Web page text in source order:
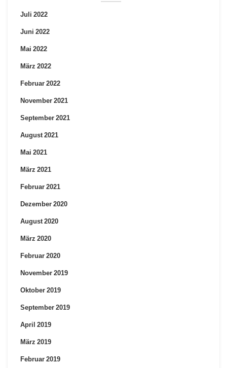
Juli 2022
Juni 2022
Mai 2022
März 2022
Februar 2022
November 2021
September 2021
August 2021
Mai 2021
März 2021
Februar 2021
Dezember 2020
August 2020
März 2020
Februar 2020
November 2019
Oktober 2019
September 2019
April 2019
März 2019
Februar 2019